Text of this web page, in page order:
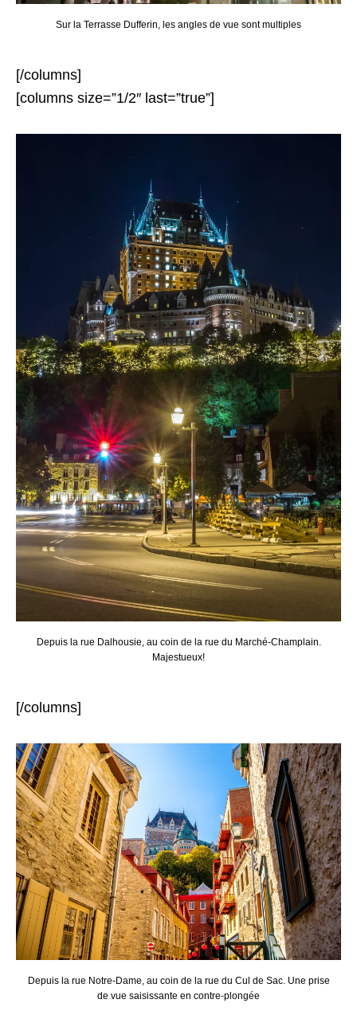
Sur la Terrasse Dufferin, les angles de vue sont multiples
[/columns]
[columns size=”1/2″ last=”true”]
Depuis la rue Dalhousie, au coin de la rue du Marché-Champlain.
Majestueux!
[/columns]
Depuis la rue Notre-Dame, au coin de la rue du Cul de Sac. Une prise
de vue saisissante en contre-plongée